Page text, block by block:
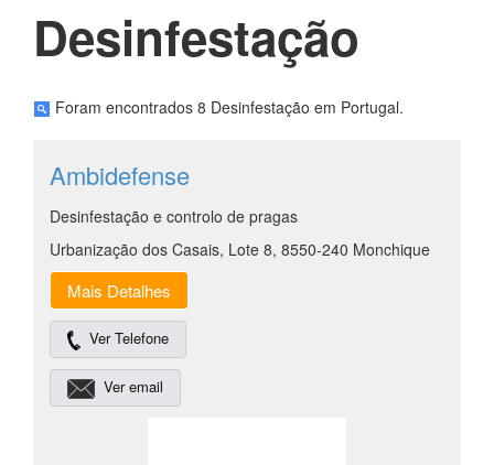
Desinfestação
Foram encontrados 8 Desinfestação em Portugal.
Ambidefense
Desinfestação e controlo de pragas
Urbanização dos Casais, Lote 8, 8550-240 Monchique
Mais Detalhes
Ver Telefone
Ver email